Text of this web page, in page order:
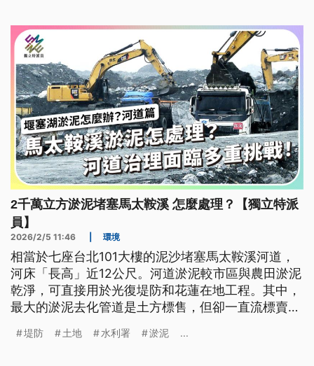
鏈的業者，追究亂源的因果，包括處理的合法業者不
足、最終處理量不足、處理業者趁機漲價、新制設計
不甚周全、缺乏專法與相對應的罰則。
2千萬立方淤泥堵塞馬太鞍溪 怎麼處理？【獨立特派
員】
2026/2/5 11:46 環境
相當於七座台北101大樓的泥沙堵塞馬太鞍溪河道，
河床「長高」近12公尺。河道淤泥較市區與農田淤泥
乾淨，可直接用於光復堤防和花蓮在地工程。其中，
最大的淤泥去化管道是土方標售，但卻一直流標賣不
泥中，泥土含量約20%至25%，這些屬於廢棄物，需
堤防 土地 水利署 淤泥 ...